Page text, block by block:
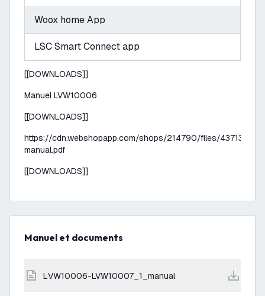
Woox home App
LSC Smart Connect app
[[DOWNLOADS]]
Manuel LVW10006
[[DOWNLOADS]]
https://cdn.webshopapp.com/shops/214790/files/
manual.pdf
[[DOWNLOADS]]
Manuel et documents
LVW10006-LVW10007_1_manual